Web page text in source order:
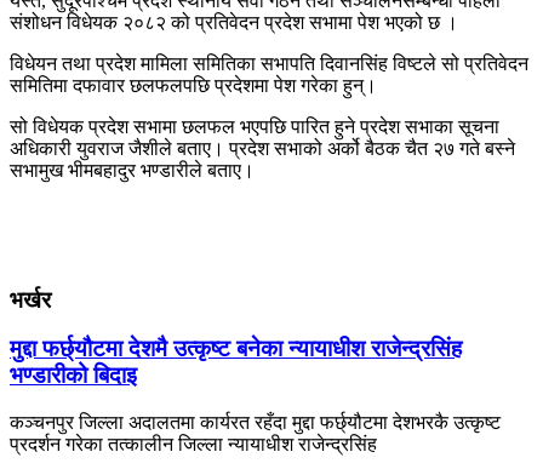
संशोधन विधेयक २०८२ को प्रतिवेदन प्रदेश सभामा पेश भएको छ ।
विधेयन तथा प्रदेश मामिला समितिका सभापति दिवानसिंह विष्टले सो प्रतिवेदन
समितिमा दफावार छलफलपछि प्रदेशमा पेश गरेका हुन्।
सो विधेयक प्रदेश सभामा छलफल भएपछि पारित हुने प्रदेश सभाका सूचना
अधिकारी युवराज जैशीले बताए। प्रदेश सभाको अर्को बैठक चैत २७ गते बस्ने
सभामुख भीमबहादुर भण्डारीले बताए।
भर्खर
मुद्दा फर्छ्यौटमा देशमै उत्कृष्ट बनेका न्यायाधीश राजेन्द्रसिंह
भण्डारीको बिदाइ
कञ्चनपुर जिल्ला अदालतमा कार्यरत रहँदा मुद्दा फर्छ्यौटमा देशभरकै उत्कृष्ट
प्रदर्शन गरेका तत्कालीन जिल्ला न्यायाधीश राजेन्द्रसिंह